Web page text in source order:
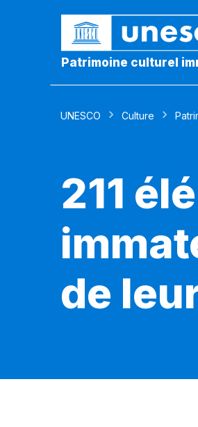
Patrimoine culturel
UNESCO Culture
211
de